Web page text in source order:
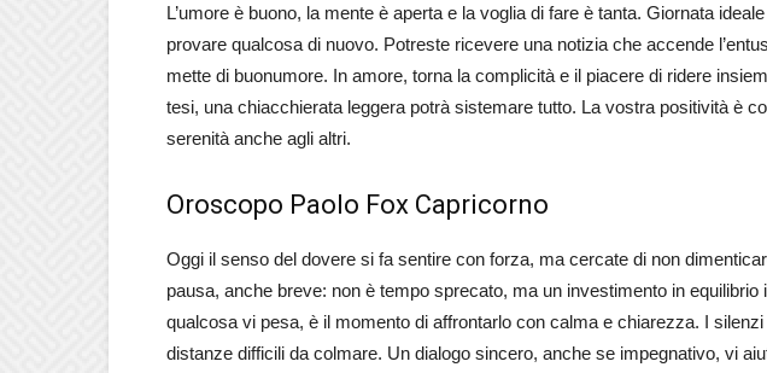
L’umore è buono, la mente è aperta e la voglia di fare è tanta. Giornata
provare qualcosa di nuovo. Potreste ricevere una notizia che accende
mette di buonumore. In amore, torna la complicità e il piacere di ridere
tesi, una chiacchierata leggera potrà sistemare tutto. La vostra positività è
serenità anche agli altri.
Oroscopo Paolo Fox Capricorno
Oggi il senso del dovere si fa sentire con forza, ma cercate di non
pausa, anche breve: non è tempo sprecato, ma un investimento in equilibrio
qualcosa vi pesa, è il momento di affrontarlo con calma e chiarezza. I
distanze difficili da colmare. Un dialogo sincero, anche se impegnativo, vi